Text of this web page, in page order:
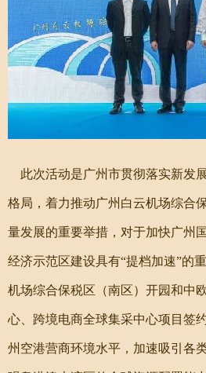
此次活动是广州市贯彻落实新发
格局，着力推动广州白云机场综合
量发展的重要举措，对于加快广州
经济示范区建设具有“提档加速”的
机场综合保税区（南区）开园和中
心、跨境电商全球集采中心项目签
州空港营商环境水平，加速吸引各